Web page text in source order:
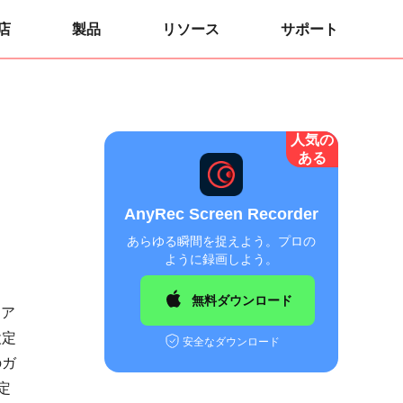
製品 リソース サポート
人気の
ある
AnyRec Screen Recorder
あらゆる瞬間を捉えよう。プロの
ように録画しよう。
無料ダウンロード
安全なダウンロード